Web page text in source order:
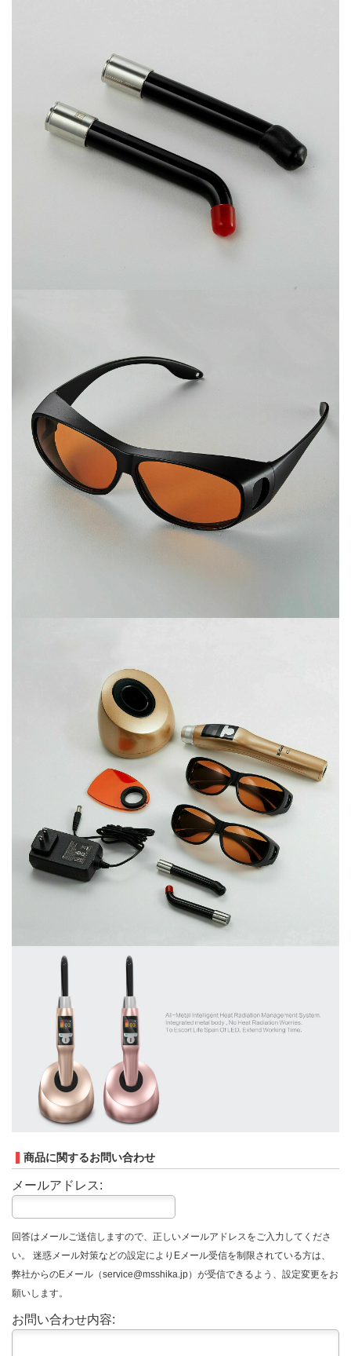
商品に関するお問い合わせ
メールアドレス:
回答はメールご送信しますので、正しいメールアドレスをご入力してくださ
い。 迷惑メール対策などの設定によりEメール受信を制限されている方は、
弊社からのEメール（service@msshika.jp）が受信できるよう、設定変更をお
願いします。
お問い合わせ内容: